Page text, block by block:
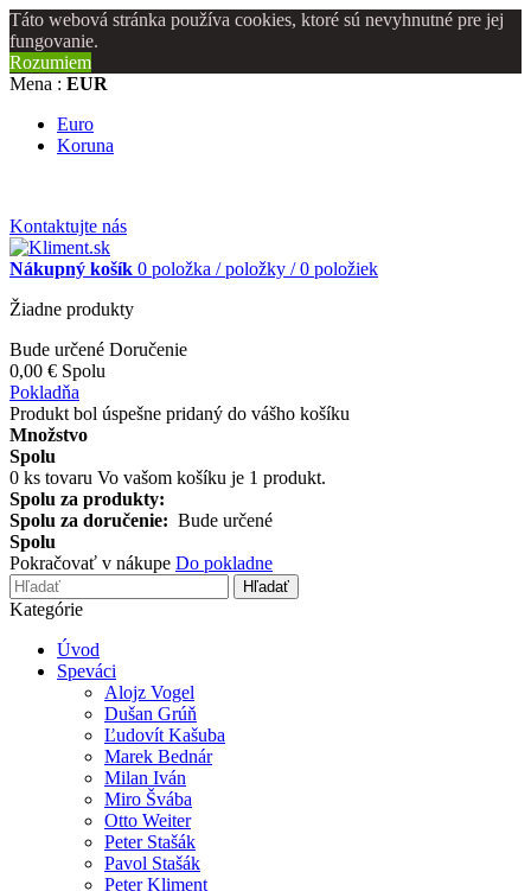
Táto webová stránka používa cookies, ktoré sú nevyhnutné pre jej
fungovanie.
Rozumiem
Mena : EUR
Euro
Koruna
Kontaktujte nás
Nákupný košík 0 položka / položky / 0 položiek
Žiadne produkty
Bude určené Doručenie
0,00 € Spolu
Pokladňa
Produkt bol úspešne pridaný do vášho košíku
Množstvo
Spolu
0 ks tovaru Vo vašom košíku je 1 produkt.
Spolu za produkty:
Spolu za doručenie: Bude určené
Spolu
Pokračovať v nákupe Do pokladne
Hľadať
Kategórie
Úvod
Speváci
Alojz Vogel
Dušan Grúň
Ľudovít Kašuba
Marek Bednár
Milan Iván
Miro Švába
Otto Weiter
Peter Stašák
Pavol Stašák
Peter Kliment